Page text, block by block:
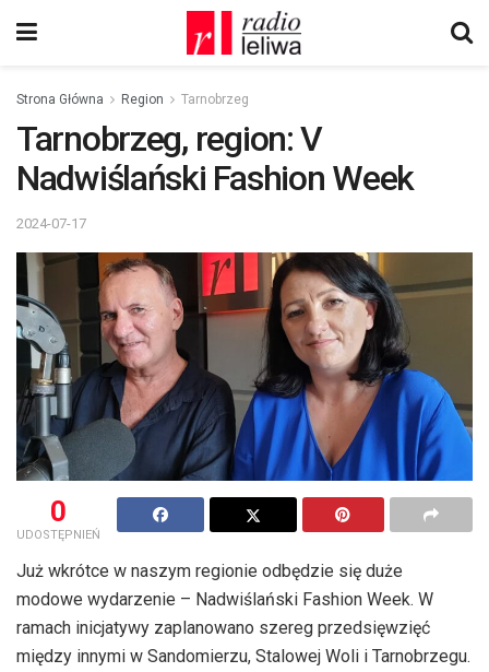
Strona Główna Region Tarnobrzeg
Tarnobrzeg, region: V
Nadwiślański Fashion Week
2024-07-17
0
UDOSTĘPNIEŃ
Już wkrótce w naszym regionie odbędzie się duże
modowe wydarzenie – Nadwiślański Fashion Week. W
ramach inicjatywy zaplanowano szereg przedsięwzięć
między innymi w Sandomierzu, Stalowej Woli i Tarnobrzegu.